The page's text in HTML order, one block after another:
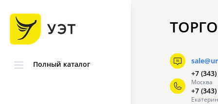
Полный каталог
+7
Москва
+7